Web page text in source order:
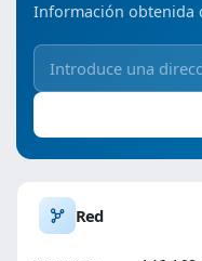
Información obtenida
Red